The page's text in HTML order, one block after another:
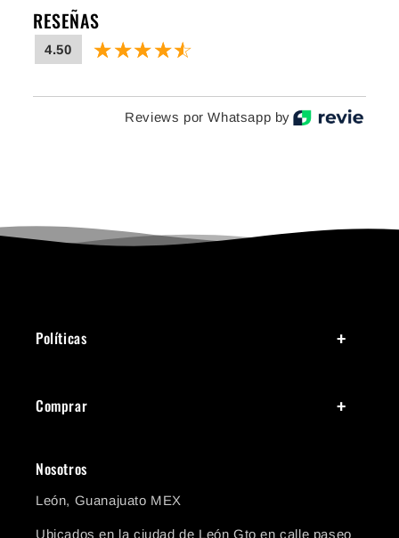
RESEÑAS
4.50
Reviews por Whatsapp by
Políticas
Comprar
Nosotros
León, Guanajuato MEX
Ubicados en la ciudad de León Gto en calle paseo